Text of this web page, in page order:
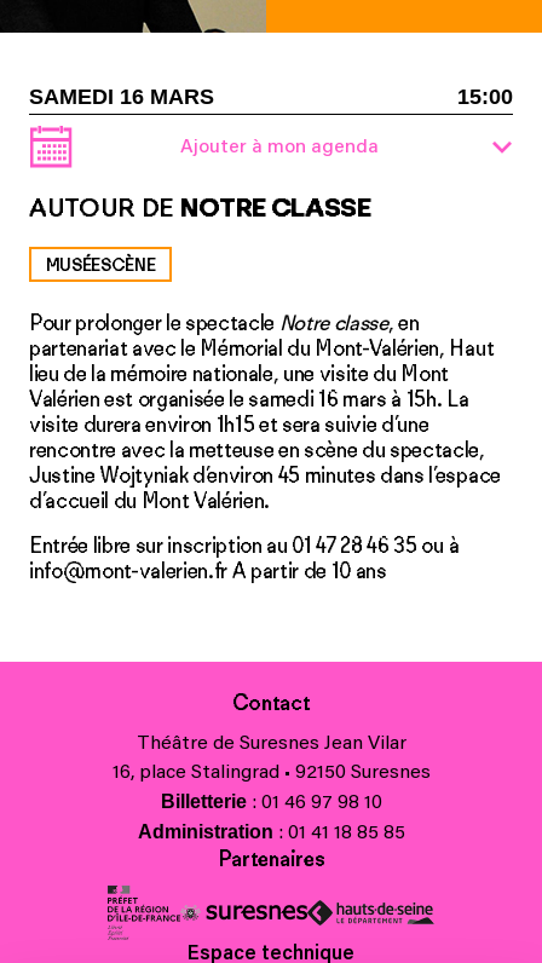
SAMEDI 16 MARS 15:00
Ajouter à mon agenda
AUTOUR DE NOTRE CLASSE
MUSÉESCÈNE
Pour prolonger le spectacle Notre classe, en
partenariat avec le Mémorial du Mont-Valérien, Haut
lieu de la mémoire nationale, une visite du Mont
Valérien est organisée le samedi 16 mars à 15h. La
visite durera environ 1h15 et sera suivie d’une
rencontre avec la metteuse en scène du spectacle,
Justine Wojtyniak d’environ 45 minutes dans l’espace
d’accueil du Mont Valérien.
Entrée libre sur inscription au 01 47 28 46 35 ou à
info@mont-valerien.frA partir de 10 ans
Contact
Théâtre de Suresnes Jean Vilar
16, place Stalingrad • 92150 Suresnes
Billetterie: 01 46 97 98 10
Administration : 01 41 18 85 85
Partenaires
Espace technique